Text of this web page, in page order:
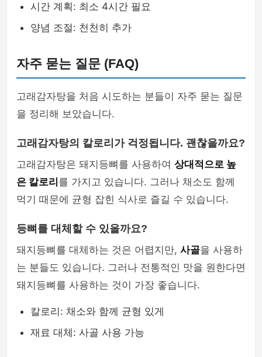
시간 계획: 최소 4시간 필요
양념 조절: 천천히 추가
자주 묻는 질문 (FAQ)
고래감자탕을 처음 시도하는 분들이 자주 묻는 질문
을 정리해 보았습니다.
고래감자탕의 칼로리가 걱정됩니다. 괜찮을까요?
고래감자탕은 돼지등뼈를 사용하여 상대적으로 높
은 칼로리 를 가지고 있습니다. 그러나 채소도 함께
먹기 때문에 균형 잡힌 식사로 즐길 수 있습니다.
등뼈를 대체할 수 있을까요?
돼지등뼈를 대체하는 것은 어렵지만, 사골을 사용하
는 분들도 있습니다. 그러나 전통적인 맛을 원한다면
돼지등뼈를 사용하는 것이 가장 좋습니다.
칼로리: 채소와 함께 균형 있게
재료 대체: 사골 사용 가능